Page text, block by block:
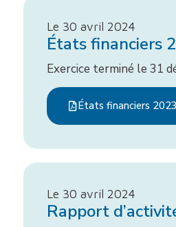
Le 30 avril 2024
États financiers
Exercice terminé le 31
États financiers 2023
Le 30 avril 2024
Rapport